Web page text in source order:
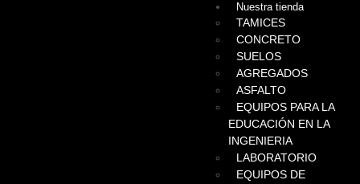
Nuestra tienda
TAMICES
CONCRETO
SUELOS
AGREGADOS
ASFALTO
EQUIPOS PARA LA
EDUCACIÓN EN LA
INGENIERIA
LABORATORIO
EQUIPOS DE